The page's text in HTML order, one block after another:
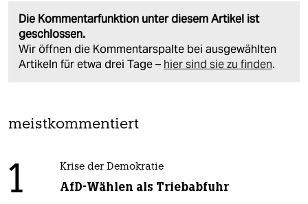
Die Kommentarfunktion unter diesem Artikel ist
geschlossen.
Wir öffnen die Kommentarspalte bei ausgewählten
Artikeln für etwa drei Tage – hier sind sie zu finden.
meistkommentiert
1 Krise der Demokratie
AfD-Wählen als Triebabfuhr